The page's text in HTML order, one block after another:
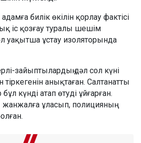
билік өкілін қорлау фактісі
іс қозғау туралы шешім
уақытша ұстау изоляторында
зайыптылардың дәл сол күні
анықтаған. Салтанатты
күнді атап өтуді ұйғарған.
жанжалға ұласып, полицияның